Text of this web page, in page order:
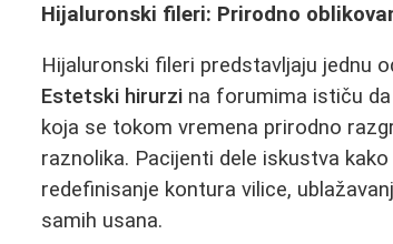
Hijaluronski fileri: Prirodno
Hijaluronski fileri predstavljaju jednu
Estetski hirurzi na forumima ističu
koja se tokom vremena prirodno
raznolika. Pacijenti dele iskustva kako
redefinisanje kontura vilice,
samih usana.